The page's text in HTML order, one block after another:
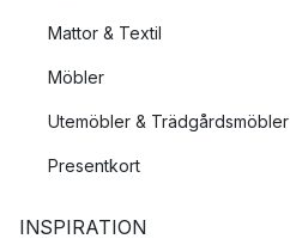
Mattor & Textil
Möbler
Utemöbler & Trädgårdsmöbler
Presentkort
INSPIRATION